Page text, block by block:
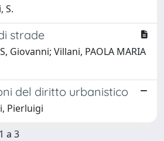
S.
strade
Giovanni; Villani, PAOLA MARIA
del diritto urbanistico
Pierluigi
a 3